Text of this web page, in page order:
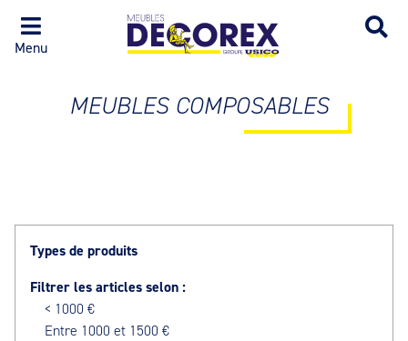
Menu
MEUBLES COMPOSABLES
Types de produits
Filtrer les articles selon :
< 1000 €
Entre 1000 et 1500 €